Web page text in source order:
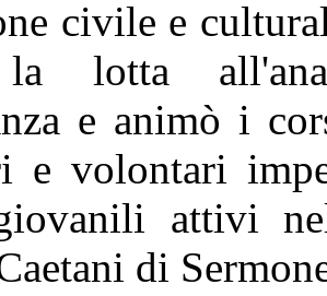
civile e
lotta
e animò i
e volontari
attivi
di